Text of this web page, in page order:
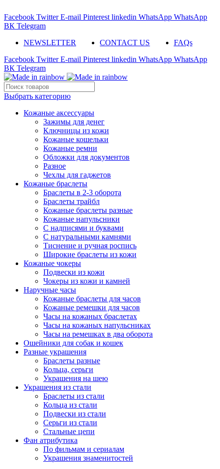
Facebook Twitter E-mail Pinterest linkedin WhatsApp WhatsApp
ВК Telegram
NEWSLETTER
CONTACT US
FAQs
Facebook Twitter E-mail Pinterest linkedin WhatsApp WhatsApp
ВК Telegram
Выбрать категорию
Кожаные аксессуары
Зажимы для денег
Ключницы из кожи
Кожаные кошельки
Кожаные ремни
Обложки для документов
Разное
Чехлы для гаджетов
Кожаные браслеты
Браслеты в 2-3 оборота
Браслеты трайбл
Кожаные браслеты разные
Кожаные напульсники
С надписями и буквами
С натуральными камнями
Тиснение и ручная роспись
Широкие браслеты из кожи
Кожаные чокеры
Подвески из кожи
Чокеры из кожи и камней
Наручные часы
Кожаные браслеты для часов
Кожаные ремешки для часов
Часы на кожаных браслетах
Часы на кожаных напульсниках
Часы на ремешках в два оборота
Ошейники для собак и кошек
Разные украшения
Браслеты разные
Кольца, серьги
Украшения на шею
Украшения из стали
Браслеты из стали
Кольца из стали
Подвески из стали
Серьги из стали
Стальные цепи
Фан атрибутика
По фильмам и сериалам
Украшения знаменитостей